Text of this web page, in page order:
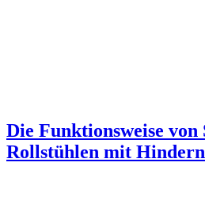
Die Funktionsweise von
Rollstühlen mit